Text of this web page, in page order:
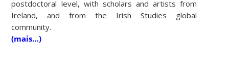
postdoctoral level, with scholars and artists from
Ireland, and from the Irish Studies global
community.
(mais…)